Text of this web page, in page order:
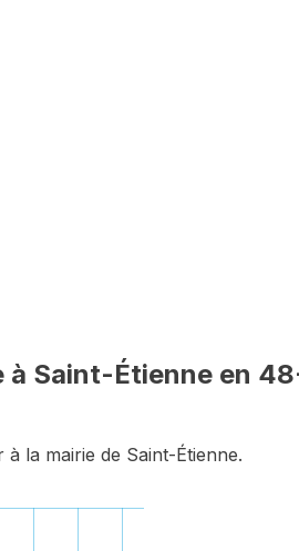
à Saint-Étienne en
à la mairie de Saint-Étienne.